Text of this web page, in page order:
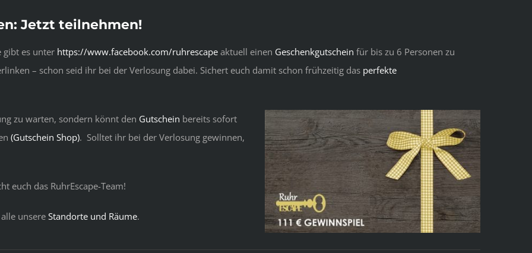
Jetzt teilnehmen!
gibt es unter https://www.facebook.com/ruhrescape aktuell einen Geschenkgutschein für bis zu 6 Personen zu
– schon seid ihr bei der Verlosung dabei. Sichert euch damit schon frühzeitig das perfekte
zu warten, sondern könnt den Gutschein bereits sofort
(Gutschein Shop). Solltet ihr bei der Verlosung gewinnen,
euch das RuhrEscape-Team!
unsere Standorte und Räume.